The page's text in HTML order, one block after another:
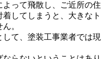
って飛散し、ご近所の住
してしまうと、大きなト
。
て、塗装工事業者では現